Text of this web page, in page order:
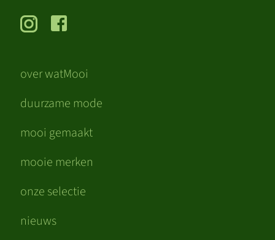
over watMooi
duurzame mode
mooi gemaakt
mooie merken
onze selectie
nieuws